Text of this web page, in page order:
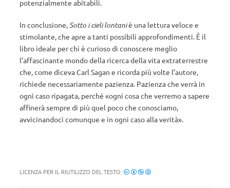
potenzialmente abitabili.
In conclusione,Sotto i cieli lontaniè una lettura veloce e
stimolante, che apre a tanti possibili approfondimenti. È il
libro ideale per chi è curioso di conoscere meglio
l’affascinante mondo della ricerca della vita extraterrestre
che, come diceva Carl Sagan e ricorda più volte l’autore,
richiede necessariamente pazienza. Pazienza che verrà in
ogni caso ripagata, perché «ogni cosa che verremo a sapere
affinerà sempre di più quel poco che conosciamo,
avvicinandoci comunque e in ogni caso alla verità».
LICENZA PER IL RIUTILIZZO DEL TESTO: